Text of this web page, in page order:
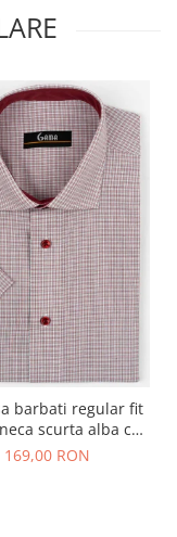
barbati regular fit
scurta alba cu
si negru - 2XL
169,00 RON